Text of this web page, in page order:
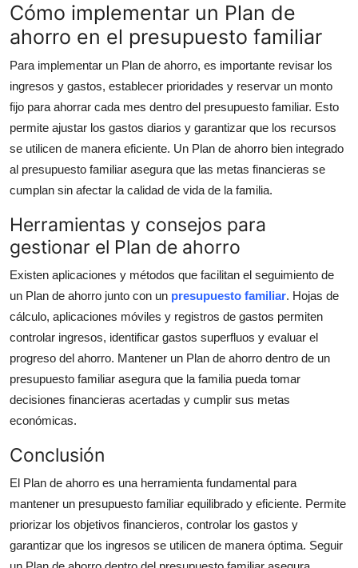
Cómo implementar un Plan de
ahorro en el presupuesto familiar
Para implementar un Plan de ahorro, es importante revisar los
ingresos y gastos, establecer prioridades y reservar un monto
fijo para ahorrar cada mes dentro del presupuesto familiar. Esto
permite ajustar los gastos diarios y garantizar que los recursos
se utilicen de manera eficiente. Un Plan de ahorro bien integrado
al presupuesto familiar asegura que las metas financieras se
cumplan sin afectar la calidad de vida de la familia.
Herramientas y consejos para
gestionar el Plan de ahorro
Existen aplicaciones y métodos que facilitan el seguimiento de
un Plan de ahorro junto con un presupuesto familiar. Hojas de
cálculo, aplicaciones móviles y registros de gastos permiten
controlar ingresos, identificar gastos superfluos y evaluar el
progreso del ahorro. Mantener un Plan de ahorro dentro de un
presupuesto familiar asegura que la familia pueda tomar
decisiones financieras acertadas y cumplir sus metas
económicas.
Conclusión
El Plan de ahorro es una herramienta fundamental para
mantener un presupuesto familiar equilibrado y eficiente. Permite
priorizar los objetivos financieros, controlar los gastos y
garantizar que los ingresos se utilicen de manera óptima. Seguir